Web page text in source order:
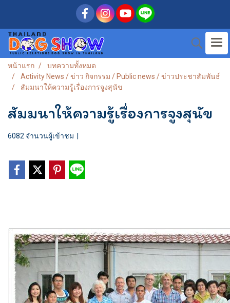
หน้าแรก
บทความทั้งหมด
Activity News / ข่าว กิจกรรม / Public news / ข่าวประชาสัมพันธ์
สัมมนาให้ความรู้เรื่องการจูงสุนัข
สัมมนาให้ความรู้เรื่องการจูงสุนัข
6082 จำนวนผู้เข้าชม